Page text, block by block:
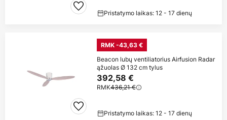
Pristatymo laikas: 12 - 17 dienų
RMK -43,63 €
Beacon lubų ventiliatorius Airfusion Radar
ąžuolas Ø 132 cm tylus
392,58 €
RMK436,21 €
Pristatymo laikas: 12 - 17 dienų